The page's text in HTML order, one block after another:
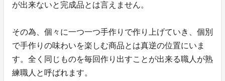
が出来ないと完成品とは言えません。
その為、個々に一つ一つ手作りで作り上げていき、個別
で手作りの味わいを楽しむ商品とは真逆の位置にいま
す。全く同じものを毎回作り出すことが出来る職人が熟
練職人と呼ばれます。